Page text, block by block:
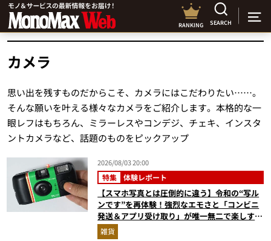
RANKING SEARCH
カメラ
思い出を残すものだからこそ、カメラにはこだわりたい……。
そんな願いを叶える様々なカメラをご紹介します。本格的な一
眼レフはもちろん、ミラーレスやコンデジ、チェキ、インスタ
ントカメラなど、話題のものをピックアップ
2026/08/03 20:00
特集 体験レポート
【スマホ写真とは圧倒的に違う】令和の“写ル
ンです”を再体験！強烈なエモさと「コンビニ
発送＆アプリ受け取り」が唯一無二で楽しすぎ
た雑貨